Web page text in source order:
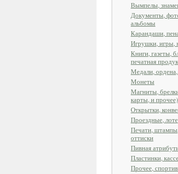
Вымпелы,
Документы,
альбомы
Карандаши,
Игрушки, игры,
Книги, газеты,
печатная
Медали, ордена,
Монеты
Магниты,
карты, и прочее)
Открытки,
Проездные,
Печати,
оттиски
Пивная
Пластинки,
Прочее,